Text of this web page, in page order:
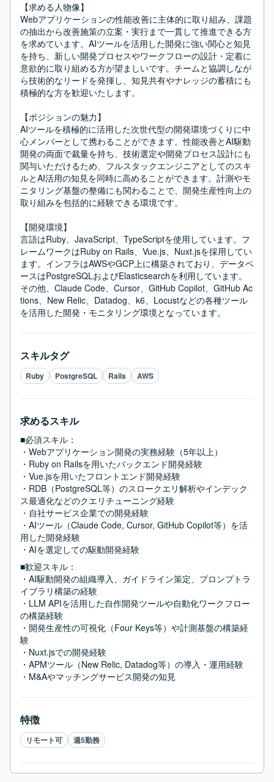
【求める人物像】
Webアプリケーションの性能改善に主体的に取り組み、課題
の抽出から改善施策の立案・実行まで一貫して推進できる方
を求めています。AIツールを活用した開発に強い関心と知見
を持ち、新しい開発プロセスやワークフローの設計・定着に
意欲的に取り組める方が望ましいです。チームと協調しなが
ら技術的なリードを発揮し、知見共有やナレッジの蓄積にも
積極的な方を歓迎いたします。
【ポジションの魅力】
AIツールを積極的に活用した次世代型の開発環境づくりに中
心メンバーとして携わることができます。性能改善とAI駆動
開発の両面で裁量を持ち、技術選定や開発プロセス設計にも
関与いただけるため、フルスタックエンジニアとしてのスキ
ルとAI活用の知見を同時に高めることができます。計測やモ
ニタリング基盤の整備にも関わることで、開発生産性向上の
取り組みを包括的に経験できる環境です。
【開発環境】
言語はRuby、JavaScript、TypeScriptを使用しています。フ
レームワークはRuby on Rails、Vue.js、Nuxt.jsを採用してい
ます。インフラはAWSやGCP上に構築されており、データベ
ースはPostgreSQLおよびElasticsearchを利用しています。
その他、Claude Code、Cursor、GitHub Copilot、GitHub Ac
tions、New Relic、Datadog、k6、Locustなどの各種ツール
を活用した開発・モニタリング環境となっています。
スキルタグ
Ruby PostgreSQL Rails AWS
求めるスキル
■必須スキル：
・Webアプリケーション開発の実務経験（5年以上）
・Ruby on Railsを用いたバックエンド開発経験
・Vue.jsを用いたフロントエンド開発経験
・RDB（PostgreSQL等）のスロークエリ解析やインデック
ス最適化などのクエリチューニング経験
・自社サービス企業での開発経験
・AIツール（Claude Code, Cursor, GitHub Copilot等）を活
用した開発経験
・AIを選定しての駆動開発経験
■歓迎スキル：
・AI駆動開発の組織導入、ガイドライン策定、プロンプトラ
イブラリ構築の経験
・LLM APIを活用した自作開発ツールや自動化ワークフロー
の構築経験
・開発生産性の可視化（Four Keys等）や計測基盤の構築経
験
・Nuxt.jsでの開発経験
・APMツール（New Relic, Datadog等）の導入・運用経験
・M&Aやマッチングサービス開発の知見
特徴
リモート可 週5勤務